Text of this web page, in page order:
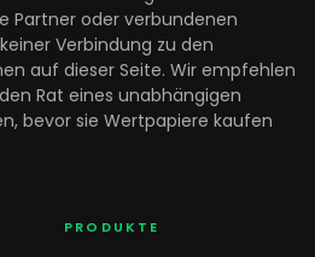
Partner oder verbundenen
Verbindung zu den
auf dieser Seite. Wir empfehlen
Rat eines unabhängigen
bevor sie Wertpapiere kaufen
PRODUKTE